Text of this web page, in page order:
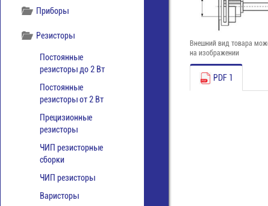
Приборы
Резисторы
Постоянные
резисторы до 2 Вт
Постоянные
резисторы от 2 Вт
Прецизионные
резисторы
ЧИП резисторные
сборки
ЧИП резисторы
Варисторы
Внешний вид товара
на изображении
PDF 1